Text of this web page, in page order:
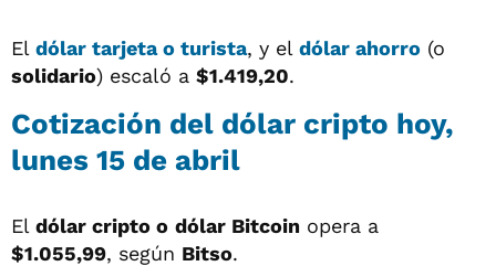
El dólar tarjeta o turista, y el dólar ahorro (o
solidario) escaló a $1.419,20.
Cotización del dólar cripto hoy,
lunes 15 de abril
El dólar cripto o dólar Bitcoin opera a
$1.055,99, según Bitso.